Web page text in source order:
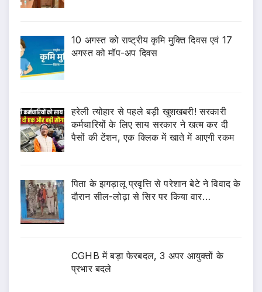
10 अगस्त को राष्ट्रीय कृमि मुक्ति दिवस एवं 17
अगस्त को मॉप-अप दिवस
हरेली त्योहार से पहले बड़ी खुशखबरी! सरकारी
कर्मचारियों के लिए साय सरकार ने खत्म कर दी
पैसों की टेंशन, एक क्लिक में खाते में आएगी रकम
पिता के झगड़ालू प्रवृत्ति से परेशान बेटे ने विवाद के
दौरान सील-लोढ़ा से सिर पर किया वार…
CGHB में बड़ा फेरबदल, 3 अपर आयुक्तों के
प्रभार बदले